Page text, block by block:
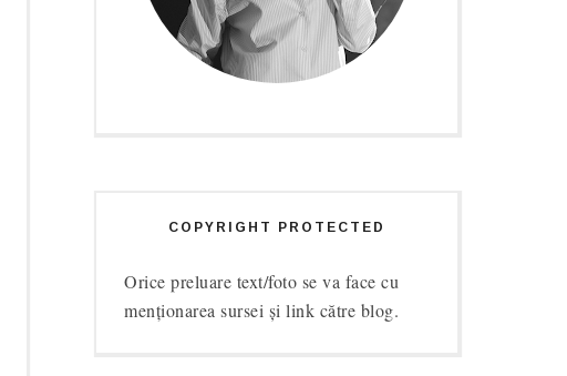
COPYRIGHT PROTECTED
Orice preluare text/foto se va face cu
menționarea sursei și link către blog.